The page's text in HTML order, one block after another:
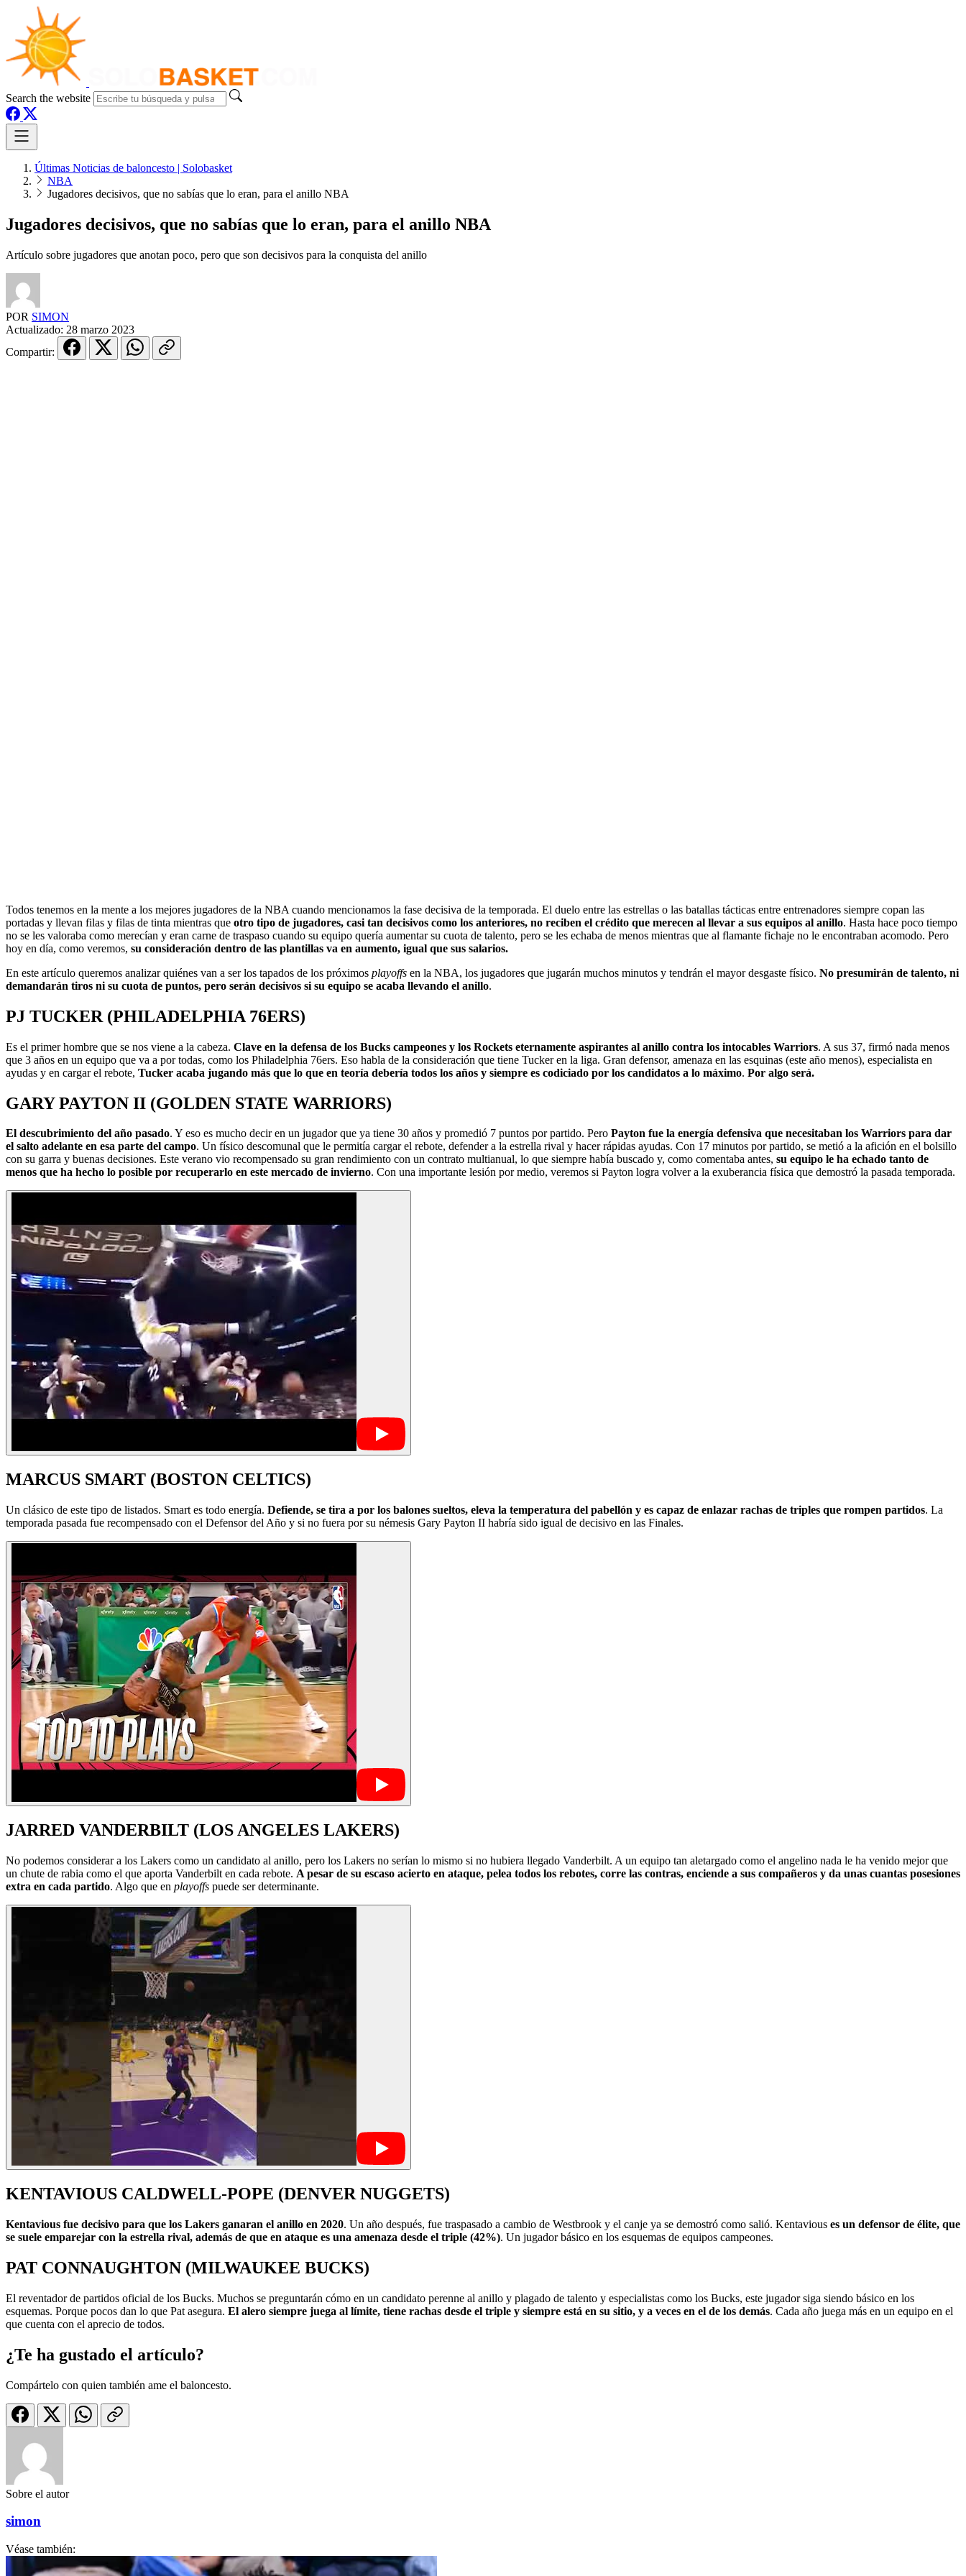
Search the website
Últimas Noticias de baloncesto | Solobasket
NBA
Jugadores decisivos, que no sabías que lo eran, para el anillo NBA
Jugadores decisivos, que no sabías que lo eran, para el anillo NBA
Artículo sobre jugadores que anotan poco, pero que son decisivos para la conquista del anillo
POR SIMON
Actualizado: 28 marzo 2023
Compartir:
Todos tenemos en la mente a los mejores jugadores de la NBA cuando mencionamos la fase decisiva de la temporada. El duelo entre las estrellas o las batallas tácticas entre entrenadores siempre copan las
portadas y llevan filas y filas de tinta mientras que otro tipo de jugadores, casi tan decisivos como los anteriores, no reciben el crédito que merecen al llevar a sus equipos al anillo. Hasta hace poco tiempo
no se les valoraba como merecían y eran carne de traspaso cuando su equipo quería aumentar su cuota de talento, pero se les echaba de menos mientras que al flamante fichaje no le encontraban acomodo. Pero
hoy en día, como veremos, su consideración dentro de las plantillas va en aumento, igual que sus salarios.
En este artículo queremos analizar quiénes van a ser los tapados de los próximos playoffs en la NBA, los jugadores que jugarán muchos minutos y tendrán el mayor desgaste físico. No presumirán de talento, ni
demandarán tiros ni su cuota de puntos, pero serán decisivos si su equipo se acaba llevando el anillo.
PJ TUCKER (PHILADELPHIA 76ERS)
Es el primer hombre que se nos viene a la cabeza. Clave en la defensa de los Bucks campeones y los Rockets eternamente aspirantes al anillo contra los intocables Warriors. A sus 37, firmó nada menos
que 3 años en un equipo que va a por todas, como los Philadelphia 76ers. Eso habla de la consideración que tiene Tucker en la liga. Gran defensor, amenaza en las esquinas (este año menos), especialista en
ayudas y en cargar el rebote, Tucker acaba jugando más que lo que en teoría debería todos los años y siempre es codiciado por los candidatos a lo máximo. Por algo será.
GARY PAYTON II (GOLDEN STATE WARRIORS)
El descubrimiento del año pasado. Y eso es mucho decir en un jugador que ya tiene 30 años y promedió 7 puntos por partido. Pero Payton fue la energía defensiva que necesitaban los Warriors para dar
el salto adelante en esa parte del campo. Un físico descomunal que le permitía cargar el rebote, defender a la estrella rival y hacer rápidas ayudas. Con 17 minutos por partido, se metió a la afición en el bolsillo
con su garra y buenas decisiones. Este verano vio recompensado su gran rendimiento con un contrato multianual, lo que siempre había buscado y, como comentaba antes, su equipo le ha echado tanto de
menos que ha hecho lo posible por recuperarlo en este mercado de invierno. Con una importante lesión por medio, veremos si Payton logra volver a la exuberancia física que demostró la pasada temporada.
MARCUS SMART (BOSTON CELTICS)
Un clásico de este tipo de listados. Smart es todo energía. Defiende, se tira a por los balones sueltos, eleva la temperatura del pabellón y es capaz de enlazar rachas de triples que rompen partidos. La
temporada pasada fue recompensado con el Defensor del Año y si no fuera por su némesis Gary Payton II habría sido igual de decisivo en las Finales.
JARRED VANDERBILT (LOS ANGELES LAKERS)
No podemos considerar a los Lakers como un candidato al anillo, pero los Lakers no serían lo mismo si no hubiera llegado Vanderbilt. A un equipo tan aletargado como el angelino nada le ha venido mejor que
un chute de rabia como el que aporta Vanderbilt en cada rebote. A pesar de su escaso acierto en ataque, pelea todos los rebotes, corre las contras, enciende a sus compañeros y da unas cuantas posesiones
extra en cada partido. Algo que en playoffs puede ser determinante.
KENTAVIOUS CALDWELL-POPE (DENVER NUGGETS)
Kentavious fue decisivo para que los Lakers ganaran el anillo en 2020. Un año después, fue traspasado a cambio de Westbrook y el canje ya se demostró como salió. Kentavious es un defensor de élite, que
se suele emparejar con la estrella rival, además de que en ataque es una amenaza desde el triple (42%). Un jugador básico en los esquemas de equipos campeones.
PAT CONNAUGHTON (MILWAUKEE BUCKS)
El reventador de partidos oficial de los Bucks. Muchos se preguntarán cómo en un candidato perenne al anillo y plagado de talento y especialistas como los Bucks, este jugador siga siendo básico en los
esquemas. Porque pocos dan lo que Pat asegura. El alero siempre juega al límite, tiene rachas desde el triple y siempre está en su sitio, y a veces en el de los demás. Cada año juega más en un equipo en el
que cuenta con el aprecio de todos.
¿Te ha gustado el artículo?
Compártelo con quien también ame el baloncesto.
Sobre el autor
simon
Véase también: